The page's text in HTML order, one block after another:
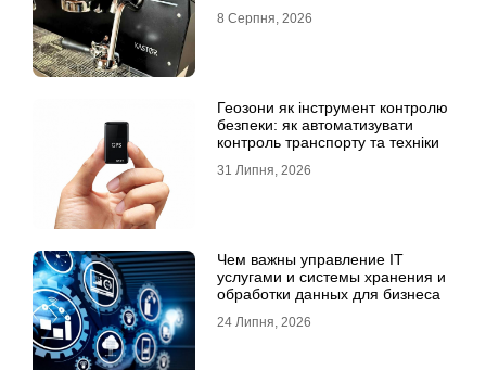
8 Серпня, 2026
Геозони як інструмент контролю
безпеки: як автоматизувати
контроль транспорту та техніки
31 Липня, 2026
Чем важны управление IT
услугами и системы хранения и
обработки данных для бизнеса
24 Липня, 2026